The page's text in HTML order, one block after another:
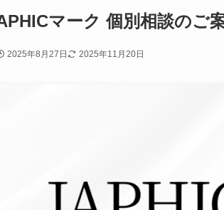
マーク 個別相談のご
2025年8月27日 2025年11月20日